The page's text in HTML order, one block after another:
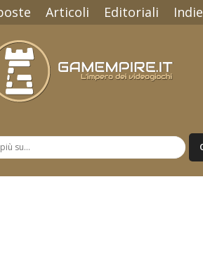
Articoli Editoriali Indie